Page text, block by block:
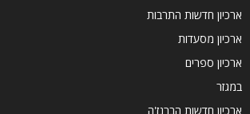
ארכיון חדשות התרבות
ארכיון מסעדות
ארכיון ספרים
במגזר
ארכיון חדשות הברנז'ה